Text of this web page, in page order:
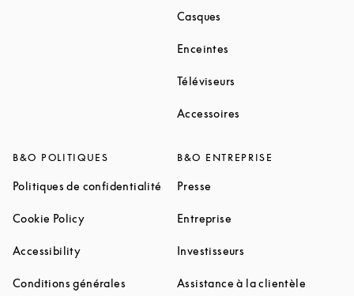
Casques
Enceintes
Téléviseurs
Accessoires
B&O POLITIQUES
Politiques de confidentialité Link Opens in New Tab
Cookie PolicyLink Opens in New Tab
AccessibilityLink Opens in New Tab
Conditions générales Link Opens in New Tab
B&O ENTREPRISE
Presse
Entreprise
Investisseurs
Assistance à la clientèle